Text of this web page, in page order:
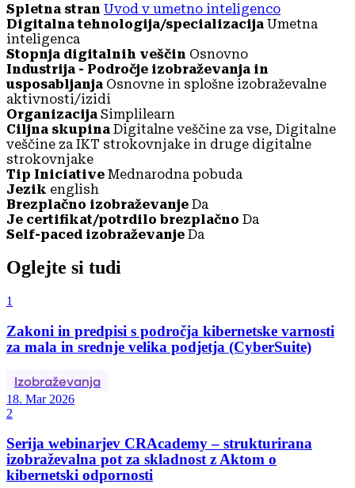
Spletna stran Uvod v umetno inteligenco
Digitalna tehnologija/specializacija Umetna
inteligenca
Stopnja digitalnih veščin Osnovno
Industrija - Področje izobraževanja in
usposabljanja Osnovne in splošne izobraževalne
aktivnosti/izidi
Organizacija Simplilearn
Ciljna skupina Digitalne veščine za vse, Digitalne
veščine za IKT strokovnjake in druge digitalne
strokovnjake
Tip Iniciative Mednarodna pobuda
Jezik english
Brezplačno izobraževanje Da
Je certifikat/potrdilo brezplačno Da
Self-paced izobraževanje Da
Oglejte si tudi
1
Zakoni in predpisi s področja kibernetske varnosti
za mala in srednje velika podjetja (CyberSuite)
Izobraževanja
18. Mar 2026
2
Serija webinarjev CRAcademy – strukturirana
izobraževalna pot za skladnost z Aktom o
kibernetski odpornosti